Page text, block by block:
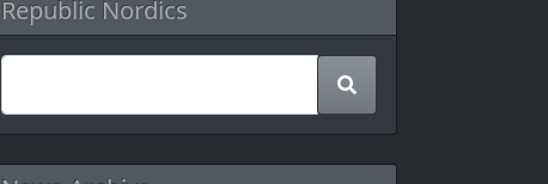
Republic Nordics